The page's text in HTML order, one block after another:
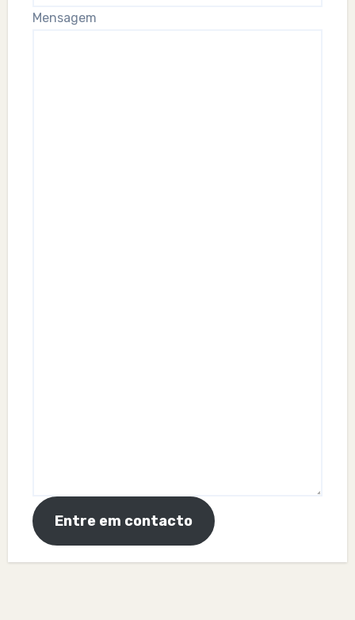
Mensagem
Entre em contacto